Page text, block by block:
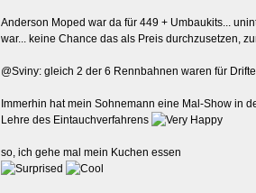
Anderson Moped war da für 449 + Umbaukits...
war... keine Chance das als Preis durchzusetzen,
@Sviny: gleich 2 der 6 Rennbahnen waren für
Immerhin hat mein Sohnemann eine Mal-Show in
Lehre des Eintauchverfahrens
so, ich gehe mal mein Kuchen essen